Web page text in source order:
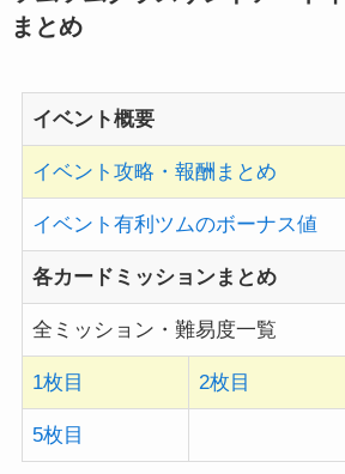
まとめ
イベント概要
イベント攻略・報酬まとめ
イベント有利ツムのボーナス値
各カードミッションまとめ
全ミッション・難易度一覧
1枚目 2枚目
5枚目